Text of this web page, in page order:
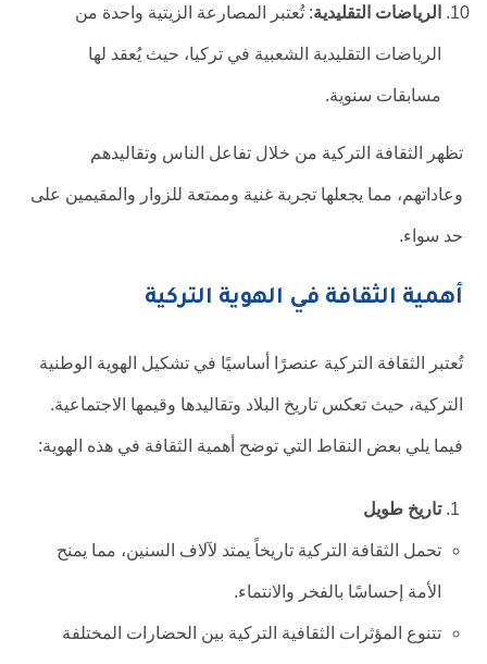
الرياضات التقليدية: تُعتبر المصارعة الزيتية واحدة من
الرياضات التقليدية الشعبية في تركيا، حيث يُعقد لها
مسابقات سنوية.
تظهر الثقافة التركية من خلال تفاعل الناس وتقاليدهم
وعاداتهم، مما يجعلها تجربة غنية وممتعة للزوار والمقيمين على
حد سواء.
أهمية الثقافة في الهوية التركية
تُعتبر الثقافة التركية عنصرًا أساسيًا في تشكيل الهوية الوطنية
التركية، حيث تعكس تاريخ البلاد وتقاليدها وقيمها الاجتماعية.
فيما يلي بعض النقاط التي توضح أهمية الثقافة في هذه الهوية:
تاريخ طويل
تحمل الثقافة التركية تاريخاً يمتد لآلاف السنين، مما يمنح
الأمة إحساسًا بالفخر والانتماء.
تتنوع المؤثرات الثقافية التركية بين الحضارات المختلفة